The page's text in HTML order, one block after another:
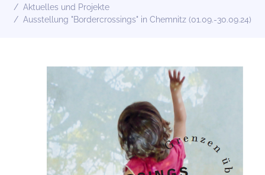
Aktuelles und Projekte
Ausstellung "Bordercrossings" in Chemnitz (01.09.-30.09.24)